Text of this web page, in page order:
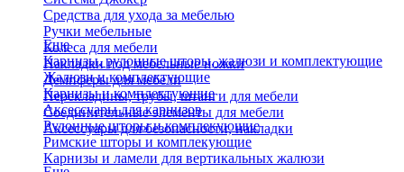
Средства для ухода за мебелью
Ручки мебельные
Колеса для мебели
Накладки под мебельные ножки
Демпферы для мебели
Перекладины, трубы, штанги для мебели
Соединительные элементы для мебели
Аксессуары для безопасности, накладки
Еще
Карнизы, рулонные шторы, жалюзи и комплектующие
Жалюзи и комплектующие
Карнизы и комплектующие
Аксессуары для карнизов
Рулонные шторы и комплекующие
Римские шторы и комплекующие
Карнизы и ламели для вертикальных жалюзи